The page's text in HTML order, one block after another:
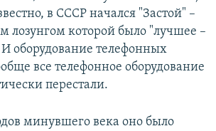
в СССР начался "Застой" –
лозунгом которой было "лучшее –
оборудование телефонных
все телефонное оборудование
перестали.
минувшего века оно было